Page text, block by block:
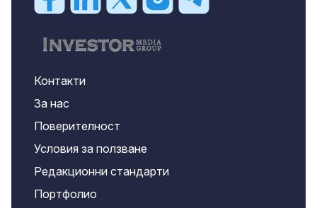
Контакти
За нас
Поверителност
Условия за ползване
Редакционни стандарти
Портфолио